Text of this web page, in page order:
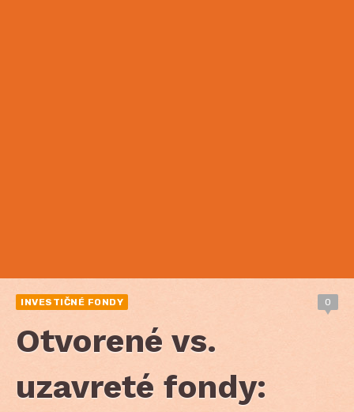
INVESTIČNÉ FONDY 0
Otvorené vs.
uzavreté fondy: